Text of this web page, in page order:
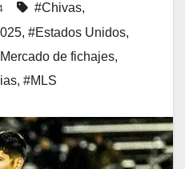
#Chivas,
, #Estados Unidos,
de fichajes,
, #MLS